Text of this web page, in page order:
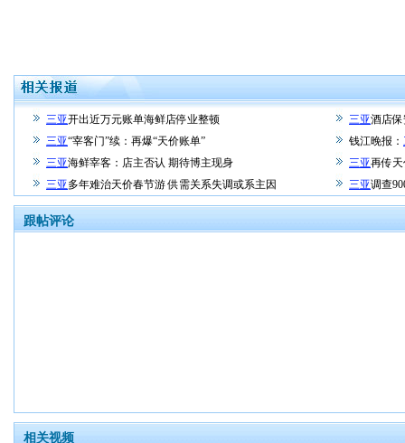
三亚开出近万元账单海鲜店停业整顿 三亚酒店
三亚“宰客门”续：再爆“天价账单” 钱江晚报：
三亚海鲜宰客：店主否认 期待博主现身 三亚再传
三亚多年难治天价春节游 供需关系失调或系主因 三亚调查
跟帖评论
相关视频